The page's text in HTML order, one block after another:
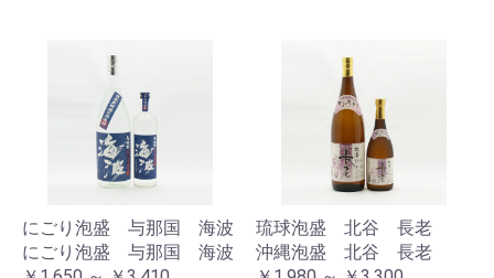
にごり泡盛 与那国 海波
にごり泡盛 与那国 海波
琉球泡盛 北谷 長老
沖縄泡盛 北谷 長老